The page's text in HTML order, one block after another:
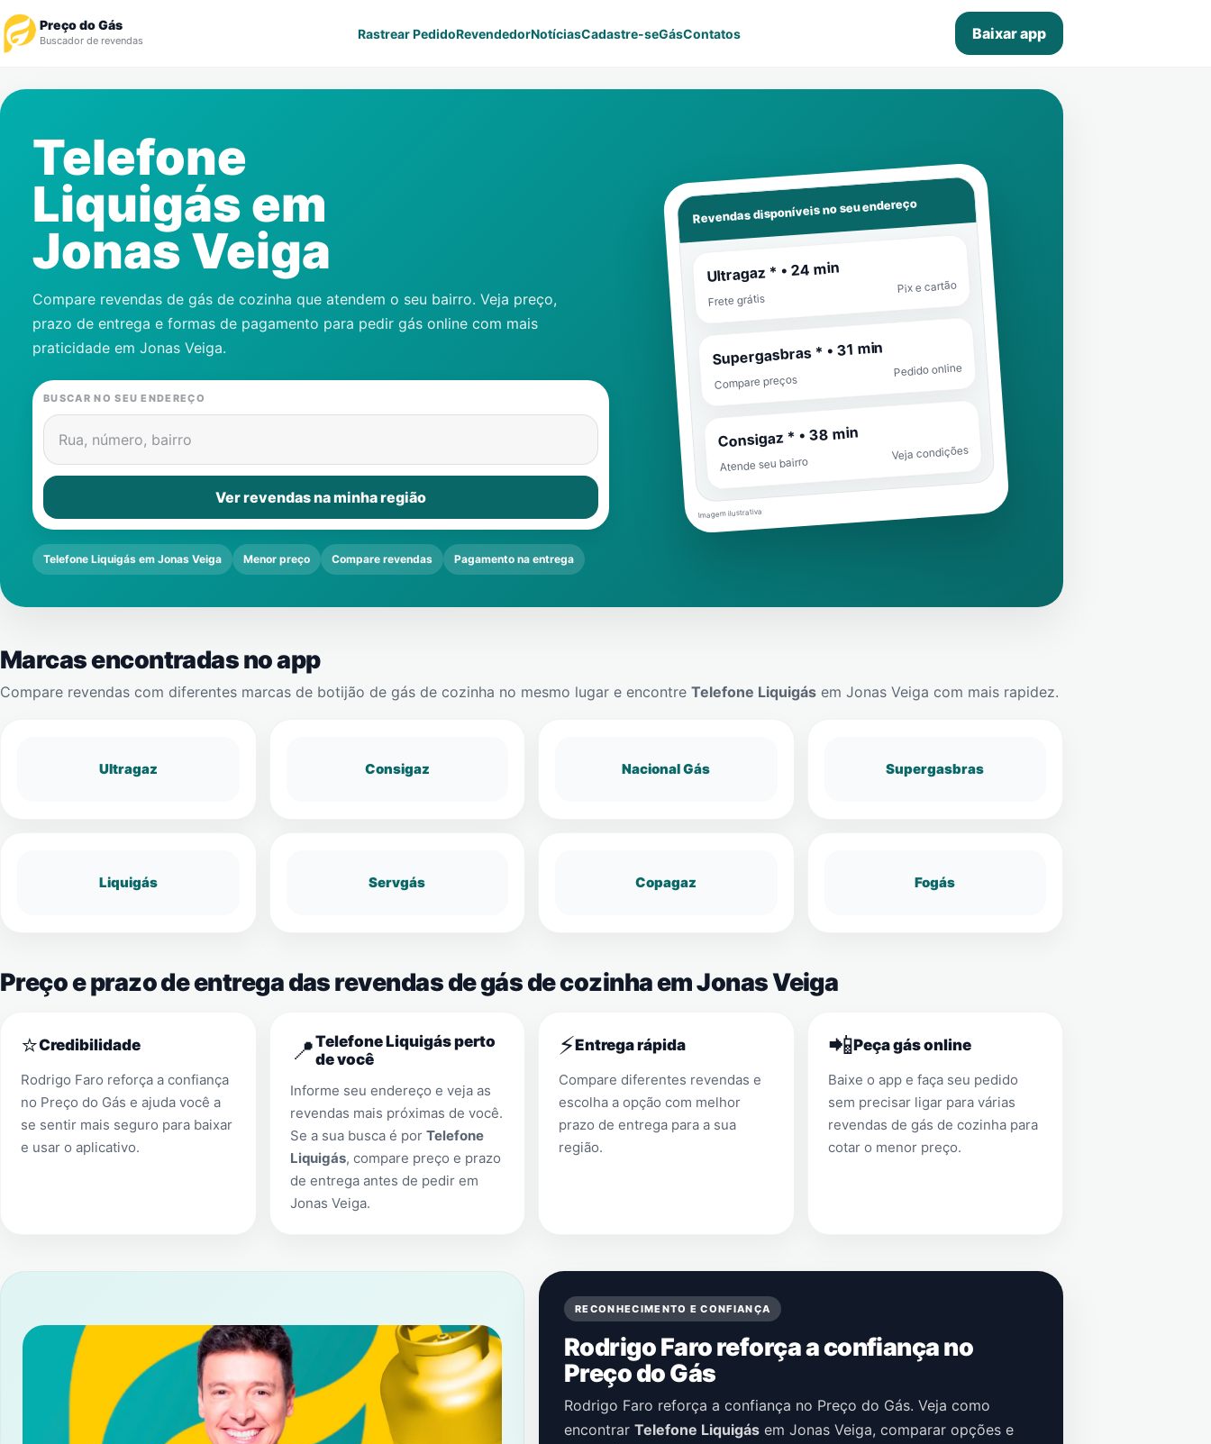
Preço do Gás
Buscador de revendas Rastrear PedidoRevendedorNotíciasCadastre-seGásContatos Baixar app
Revendedor
Notícias
Cadastre-se
Contatos
Telefone
Liquigás em
Jonas Veiga
Compare revendas de gás de cozinha que atendem o seu bairro. Veja preço,
prazo de entrega e formas de pagamento para pedir gás online com mais
praticidade em Jonas Veiga.
BUSCAR NO SEU ENDEREÇO
Rua, número, bairro
Ver revendas na minha região
Telefone Liquigás em Jonas Veiga Menor preço Compare revendas Pagamento na entrega
Revendas disponíveis no seu endereço
Ultragaz * • 24 min
Frete grátis
Pix e cartão
Supergasbras * • 31 min
Compare preços
Pedido online
Consigaz * • 38 min
Atende seu bairro
Veja condições
Imagem ilustrativa
Marcas encontradas no app
Compare revendas com diferentes marcas de botijão de gás de cozinha no mesmo lugar e encontre Telefone Liquigás em Jonas Veiga com mais rapidez.
Ultragaz Consigaz Nacional Gás Supergasbras
Liquigás Servgás Copagaz Fogás
Preço e prazo de entrega das revendas de gás de cozinha em Jonas Veiga
⭐Credibilidade
Rodrigo Faro reforça a confiança
no Preço do Gás e ajuda você a
se sentir mais seguro para baixar
e usar o aplicativo.
📍Telefone Liquigás perto
de você
Informe seu endereço e veja as
revendas mais próximas de você.
Se a sua busca é por Telefone
Liquigás, compare preço e prazo
de entrega antes de pedir em
Jonas Veiga.
⚡Entrega rápida
Compare diferentes revendas e
escolha a opção com melhor
prazo de entrega para a sua
região.
📲Peça gás online
Baixe o app e faça seu pedido
sem precisar ligar para várias
revendas de gás de cozinha para
cotar o menor preço.
RECONHECIMENTO E CONFIANÇA
Rodrigo Faro reforça a confiança no
Preço do Gás
Rodrigo Faro reforça a confiança no Preço do Gás. Veja como
encontrar Telefone Liquigás em Jonas Veiga, comparar opções e